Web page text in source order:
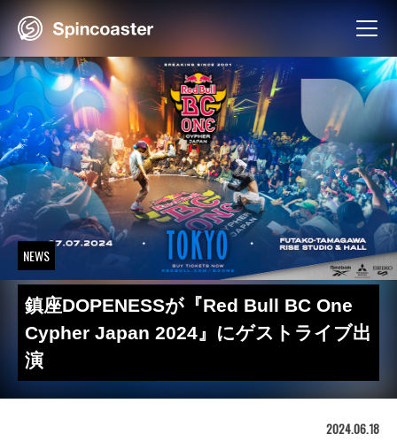
NEWS
鎮座DOPENESSが『Red Bull BC One
Cypher Japan 2024』にゲストライブ出
演
2024.06.18